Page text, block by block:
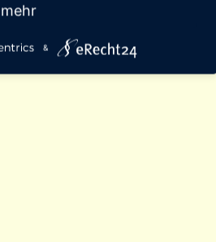
mehr
&